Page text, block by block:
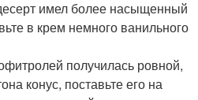
имел более насыщенный
в крем немного ванильного
получилась ровной,
конус, поставьте его на